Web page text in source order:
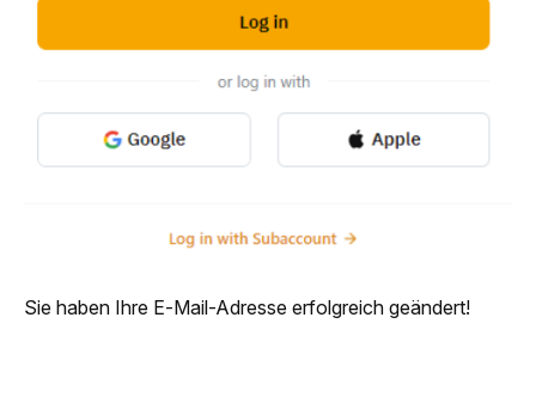
Sie haben Ihre E-Mail-Adresse erfolgreich geändert!